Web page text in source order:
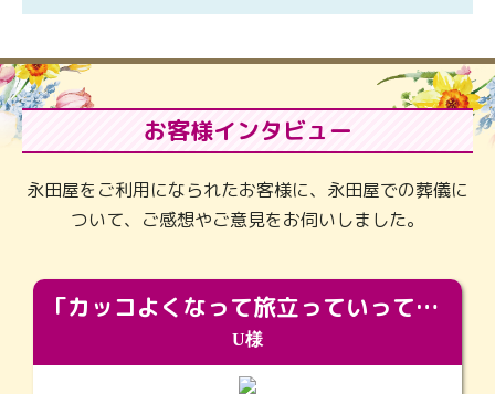
お客様インタビュー
永田屋をご利用になられたお客様に、永田屋での葬儀に
ついて、ご感想やご意見をお伺いしました。
「カッコよくなって旅立っていってくれました（笑）もっとカッコいいって言ってあげればよかったな」
U様